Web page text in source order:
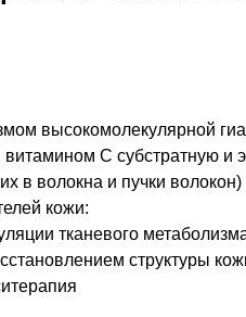
высокомолекулярной
С субстратную и
в волокна и пучки волокон)
кожи:
тканевого
структуры